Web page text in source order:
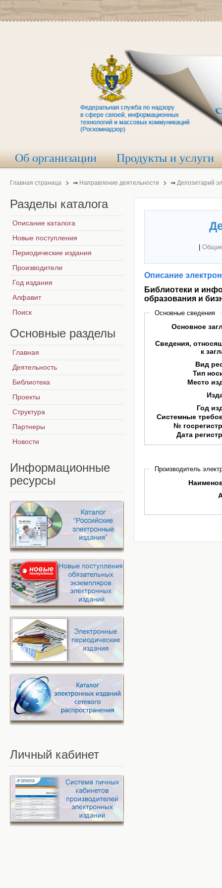
Об организации Продукты и услуги
Главная страница ⇒ Направление деятельности ⇒ Депозитарий
Описание
Библиотеки и
образования и
Основные сведения
Основное
Сведения,
к
Вид
Тип
Место
Год
Системные
№
Дата
Производитель
Разделы каталога
Описание каталога
Новые поступления
Периодические издания
Производители
Год издания
Алфавит
Поиск
Основные разделы
Главная
Деятельность
Библиотека
Проекты
Структура
Партнеры
Новости
Информационные
ресурсы
Личный кабинет